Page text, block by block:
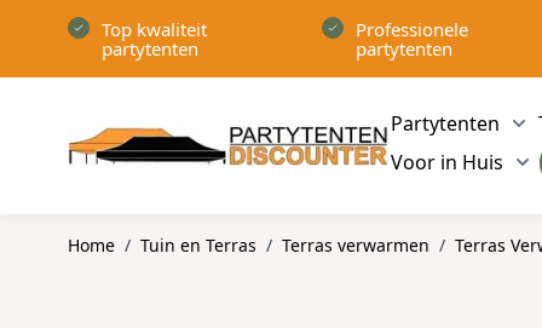
Top kwaliteit
partytenten
Professionele
partytenten
Partytenten
Voor in Huis
Home / Tuin en Terras / Terras verwarmen / Terras